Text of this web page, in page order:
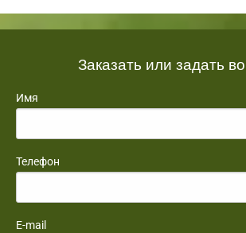
Заказать или задать
Имя
Телефон
E-mail